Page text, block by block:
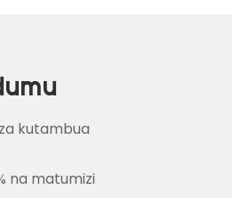
kutambua
na matumizi